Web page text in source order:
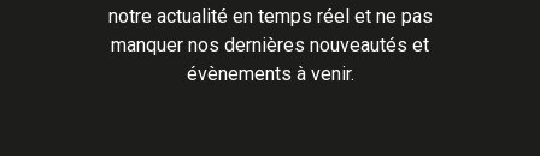
notre actualité en temps réel et ne pas
manquer nos dernières nouveautés et
évènements à venir.